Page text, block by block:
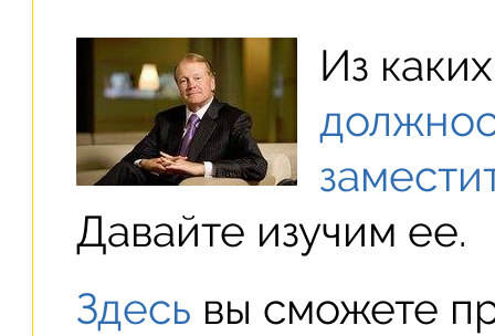
Из
Давайте изучим ее.
Здесь вы сможете